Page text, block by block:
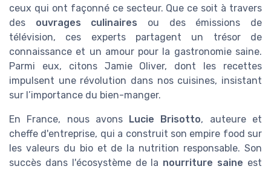
ceux qui ont façonné ce secteur. Que ce soit à travers
des ouvrages culinaires ou des émissions de
télévision, ces experts partagent un trésor de
connaissance et un amour pour la gastronomie saine.
Parmi eux, citons Jamie Oliver, dont les recettes
impulsent une révolution dans nos cuisines, insistant
sur l’importance du bien-manger.
En France, nous avons Lucie Brisotto, auteure et
cheffe d'entreprise, qui a construit son empire food sur
les valeurs du bio et de la nutrition responsable. Son
succès dans l'écosystème de la nourriture saine est